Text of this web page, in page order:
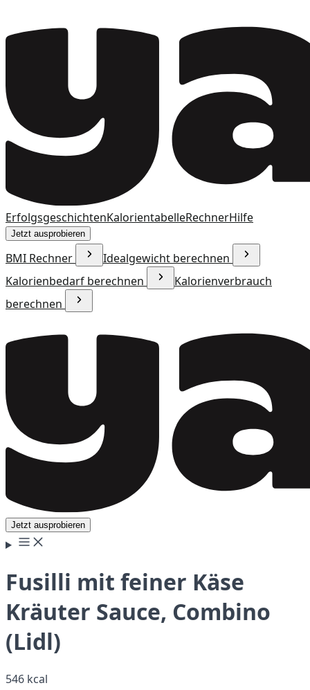
ErfolgsgeschichtenKalorientabelleRechnerHilfe
Jetzt ausprobieren
BMI Rechner
Idealgewicht berechnen
Kalorienbedarf berechnen
Kalorienverbrauch
berechnen
Jetzt ausprobieren
Fusilli mit feiner Käse
Kräuter Sauce, Combino
(Lidl)
546 kcal